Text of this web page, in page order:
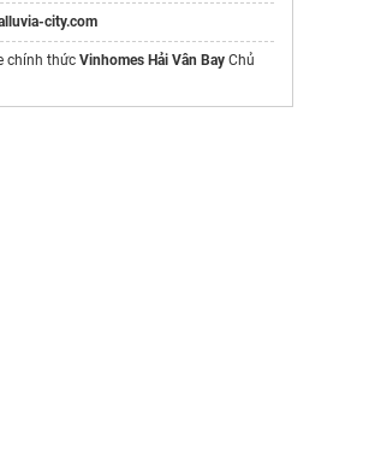
city.com
chính thức Vinhomes Hải Vân Bay Chủ